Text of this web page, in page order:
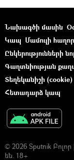
Նախագծի մասին
Կապ Մամուլի
Ընկերությունների
Գաղտնիության
Տեղեկանիշի
Հետադարձ կապ
© 2026 Sputnik
են. 18+